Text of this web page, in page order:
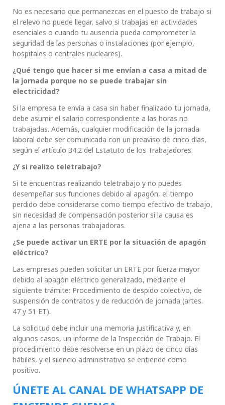
No es necesario que permanezcas en el puesto de trabajo si
el relevo no puede llegar, salvo si trabajas en actividades
esenciales o cuando tu ausencia pueda comprometer la
seguridad de las personas o instalaciones (por ejemplo,
hospitales o centrales nucleares).
¿Qué tengo que hacer si me envían a casa a mitad de
la jornada porque no se puede trabajar sin
electricidad?
Si la empresa te envía a casa sin haber finalizado tu jornada,
debe asumir el salario correspondiente a las horas no
trabajadas. Además, cualquier modificación de la jornada
laboral debe ser comunicada con un preaviso de cinco días,
según el artículo 34.2 del Estatuto de los Trabajadores.
¿Y si realizo teletrabajo?
Si te encuentras realizando teletrabajo y no puedes
desempeñar sus funciones debido al apagón, el tiempo
perdido debe considerarse como tiempo efectivo de trabajo,
sin necesidad de compensación posterior si la causa es
ajena a las personas trabajadoras.
¿Se puede activar un ERTE por la situación de apagón
eléctrico?
Las empresas pueden solicitar un ERTE por fuerza mayor
debido al apagón eléctrico generalizado, mediante el
siguiente trámite: Procedimiento de despido colectivo, de
suspensión de contratos y de reducción de jornada (artes.
47 y 51 ET).
La solicitud debe incluir una memoria justificativa y, en
algunos casos, un informe de la Inspección de Trabajo. El
procedimiento debe resolverse en un plazo de cinco días
hábiles, y el silencio administrativo se entiende como
positivo.
ÚNETE AL CANAL DE WHATSAPP DE